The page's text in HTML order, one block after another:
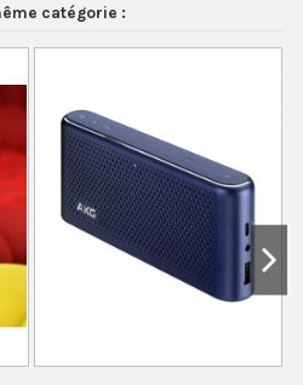
catégorie :